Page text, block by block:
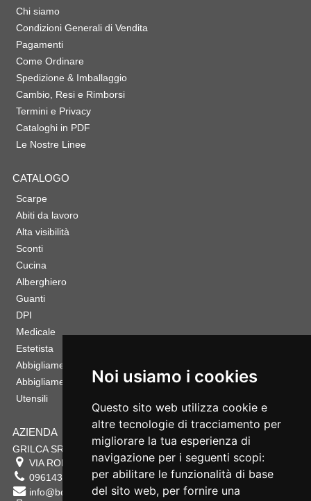
Noi usiamo i cookies
Questo sito web utilizza cookie e
altre tecnologie di tracciamento per
migliorare la tua esperienza di
navigazione per i seguenti scopi:
per abilitare le funzionalità di base
del sito web, per fornire una
Chi siamo
Condizioni Generali di Vendita
Pagamenti
Come Ordinare
Spedizione & Imballaggio
Cambio, Resi e Rimborsi
Termini e Privacy
Cataloghi in PDF
Le Nostre Linee
CATALOGO
Scarpe
Abiti da lavoro
Alta visibilità
Sconti
Cucina
Alberghiero
Guanti
DPI
Medicale
Estetista
Abbigliamento Sportivo
Abbigliamento Bambino
Utensili
AZIENDA
GRILCA SRL
VIA ROMA 180 88054 SERSALE CZ
0961432177
info@bestsafety.it